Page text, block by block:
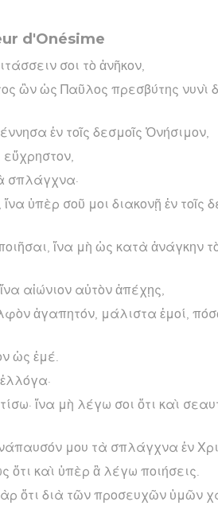
d'Onésime
σοι τὸ ἀνῆκον,
ὢν ὡς Παῦλος πρεσβύτης νυνὶ
ἐν τοῖς δεσμοῖς Ὀνήσιμον,
εὔχρηστον,
σπλάγχνα·
ὑπὲρ σοῦ μοι διακονῇ ἐν τοῖς
ἵνα μὴ ὡς κατὰ ἀνάγκην
αἰώνιον αὐτὸν ἀπέχῃς,
ἀγαπητόν, μάλιστα ἐμοί,
ὡς ἐμέ.
ἵνα μὴ λέγω σοι ὅτι καὶ
μου τὰ σπλάγχνα ἐν
ὅτι καὶ ὑπὲρ ἃ λέγω ποιήσεις.
ὅτι διὰ τῶν προσευχῶν ὑμῶν